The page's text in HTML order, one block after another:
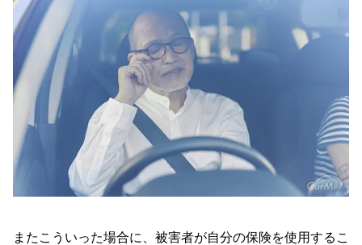
またこういった場合に、被害者が自分の保険を使用するこ